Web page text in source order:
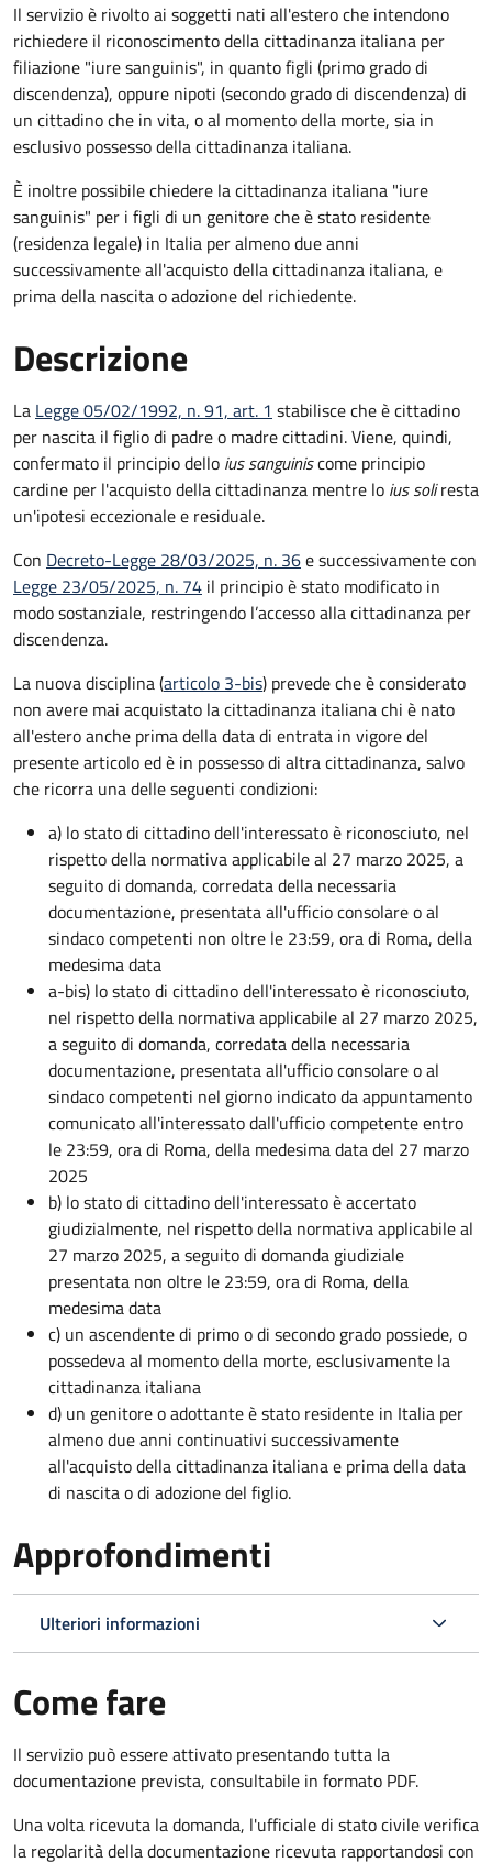
Il servizio è rivolto ai soggetti nati all'estero che intendono
richiedere il riconoscimento della cittadinanza italiana per
filiazione "iure sanguinis", in quanto figli (primo grado di
discendenza), oppure nipoti (secondo grado di discendenza) di
un cittadino che in vita, o al momento della morte, sia in
esclusivo possesso della cittadinanza italiana.
È inoltre possibile chiedere la cittadinanza italiana "iure
sanguinis" per i figli di un genitore che è stato residente
(residenza legale) in Italia per almeno due anni
successivamente all'acquisto della cittadinanza italiana, e
prima della nascita o adozione del richiedente.
Descrizione
La Legge 05/02/1992, n. 91, art. 1 stabilisce che è cittadino
per nascita il figlio di padre o madre cittadini. Viene, quindi,
confermato il principio dello ius sanguiniscome principio
cardine per l'acquisto della cittadinanza mentre lo ius soliresta
un'ipotesi eccezionale e residuale.
Con Decreto-Legge 28/03/2025, n. 36e successivamente con
Legge 23/05/2025, n. 74 il principio è stato modificato in
modo sostanziale, restringendo l’accesso alla cittadinanza per
discendenza.
La nuova disciplina (articolo 3-bis) prevede cheèconsiderato
non avere mai acquistato la cittadinanza italiana chi è nato
all'estero anche prima della data di entrata in vigore del
presente articolo ed è in possesso di altra cittadinanza, salvo
che ricorra una delle seguenti condizioni:
a) lo stato di cittadino dell'interessato è riconosciuto, nel
rispetto della normativa applicabile al 27 marzo 2025, a
seguito di domanda, corredata della necessaria
documentazione, presentata all'ufficio consolare o al
sindaco competenti non oltre le 23:59, ora di Roma, della
medesima data
a-bis) lo stato di cittadino dell'interessato è riconosciuto,
nel rispetto della normativa applicabile al 27 marzo 2025,
a seguito di domanda, corredata della necessaria
documentazione, presentata all'ufficio consolare o al
sindaco competenti nel giorno indicato da appuntamento
comunicato all'interessato dall'ufficio competente entro
le 23:59, ora di Roma, della medesima data del 27 marzo
2025
b) lo stato di cittadino dell'interessato è accertato
giudizialmente, nel rispetto della normativa applicabile al
27 marzo 2025, a seguito di domanda giudiziale
presentata non oltre le 23:59, ora di Roma, della
medesima data
c) un ascendente di primo o di secondo grado possiede, o
possedeva al momento della morte, esclusivamente la
cittadinanza italiana
d) un genitore o adottante è stato residente in Italia per
almeno due anni continuativi successivamente
all'acquisto della cittadinanza italiana e prima della data
di nascita o di adozione del figlio.
Approfondimenti
Ulteriori informazioni
Come fare
Il servizio può essere attivato presentando tutta la
documentazione prevista, consultabile in formato PDF.
Una volta ricevuta la domanda, l'ufficiale di stato civile verifica
la regolarità della documentazione ricevuta rapportandosi con